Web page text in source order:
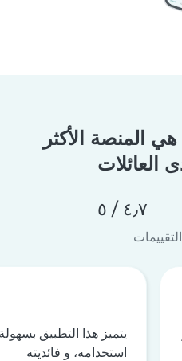
منصة Babysits هي المنصة الأكثر
العائلات
٤٫٧ / ٥
يتميز هذا التطبيق
استخدامه، و فائديته